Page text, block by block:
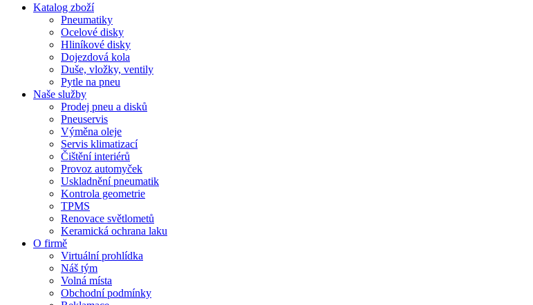
Katalog zboží
Pneumatiky
Ocelové disky
Hliníkové disky
Dojezdová kola
Duše, vložky, ventily
Pytle na pneu
Naše služby
Prodej pneu a disků
Pneuservis
Výměna oleje
Servis klimatizací
Čištění interiérů
Provoz automyček
Uskladnění pneumatik
Kontrola geometrie
TPMS
Renovace světlometů
Keramická ochrana laku
O firmě
Virtuální prohlídka
Náš tým
Volná místa
Obchodní podmínky